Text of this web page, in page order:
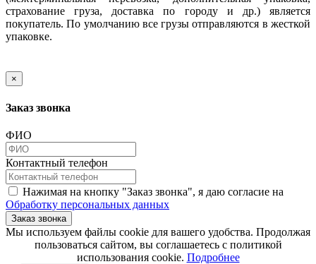
страхование груза, доставка по городу и др.) является
покупатель. По умолчанию все грузы отправляются в жесткой
упаковке.
×
Заказ звонка
ФИО
Контактный телефон
Нажимая на кнопку "Заказ звонка", я даю согласие на
Обработку персональных данных
Заказ звонка
​​​​​​​Мы используем файлы cookie для вашего удобства. Продолжая
пользоваться сайтом, вы соглашаетесь с политикой
использования cookie.​​​​​​​ Подробнее